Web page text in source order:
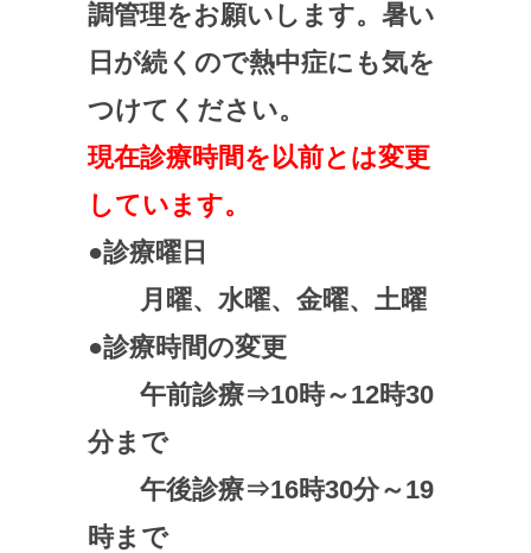
調管理をお願いします。暑い
日が続くので熱中症にも気を
つけてください。
現在診療時間を以前とは変更
しています。
●診療曜日
月曜、水曜、金曜、土曜
●診療時間の変更
午前診療⇒10時～12時30
分まで
午後診療⇒16時30分～19
時まで